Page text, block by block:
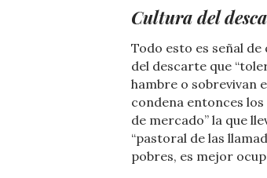
Cultura del
Todo esto es señal
del descarte que
hambre o sobrevivan
condena entonces
de mercado” la que
“pastoral de las
pobres, es mejor